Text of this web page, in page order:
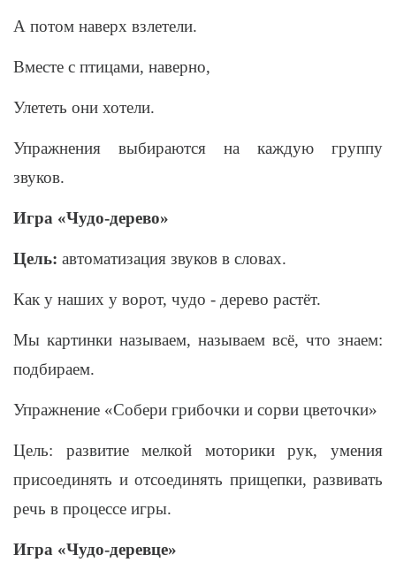
А потом наверх взлетели.
Вместе с птицами, наверно,
Улететь они хотели.
Упражнения выбираются на каждую группу
звуков.
Игра «Чудо-дерево»
Цель: автоматизация звуков в словах.
Как у наших у ворот, чудо - дерево растёт.
Мы картинки называем, называем всё, что знаем:
подбираем.
Упражнение «Собери грибочки и сорви цветочки»
Цель: развитие мелкой моторики рук, умения
присоединять и отсоединять прищепки, развивать
речь в процессе игры.
Игра «Чудо-деревце»